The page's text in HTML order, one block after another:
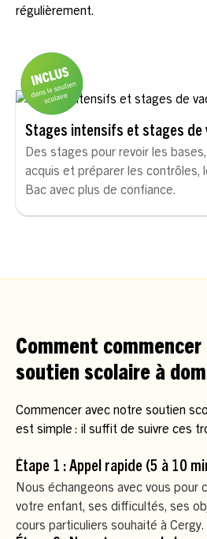
régulièrement.
Stages intensifs et stages de
Des stages pour revoir les
acquis et préparer les contrôles,
Bac avec plus de confiance.
Comment
soutien scolaire à
Commencer avec notre soutien
est simple : il suffit de suivre ces
Étape 1 : Appel rapide (5 à 10
Nous échangeons avec vous pour
votre enfant, ses difficultés, ses
cours particuliers souhaité à Cergy.